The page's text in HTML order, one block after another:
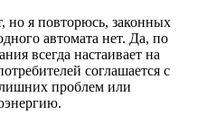
но я повторюсь, законных
автомата нет. Да, по
всегда настаивает на
соглашается с
лишних проблем или